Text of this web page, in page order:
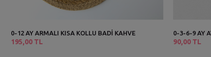
0-12 AY ARMALI KISA KOLLU BADİ KAHVE
195,00 TL
0-3-6-9 AY
90,00 TL